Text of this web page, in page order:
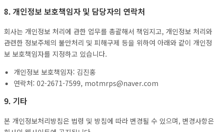
8. 개인정보 보호책임자 및 담당자의 연락처
회사는 개인정보 처리에 관한 업무를 총괄해서 책임지고, 개인정보 처리와
관련한 정보주체의 불만처리 및 피해구제 등을 위하여 아래와 같이 개인정
보 보호책임자를 지정하고 있습니다.
개인정보 보호책임자: 김진홍
연락처: 02-2671-7599, motmrps@naver.com
9. 기타
본 개인정보처리방침은 법령 및 방침에 따라 변경될 수 있으며, 변경사항은